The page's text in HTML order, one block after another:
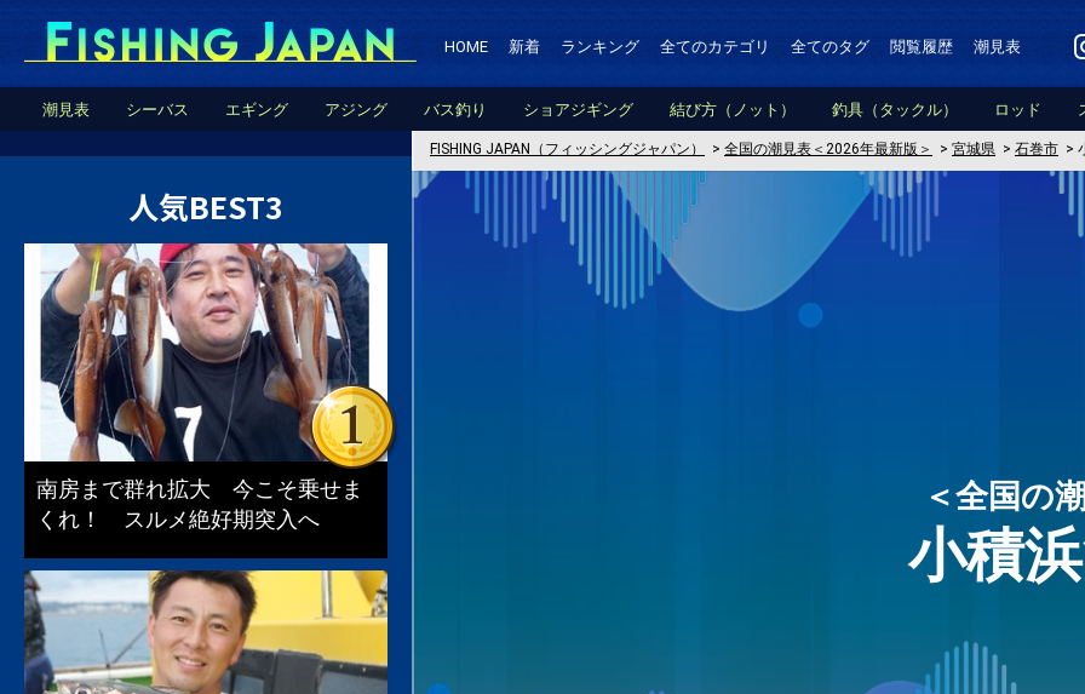
HOME 新着 ランキング 全てのカテゴリ 全てのタグ 閲覧履歴 潮見表
潮見表 シーバス エギング アジング バス釣り ショアジギング 結び方（ノット） 釣具（タックル） ロッド
FISHING JAPAN（フィッシングジャパン） > 全国の潮見表＜2026年最新版＞ > 宮城県 > 石巻市 >
＜全国の
小積
人気BEST3
南房まで群れ拡大 今こそ乗せま
くれ！ スルメ絶好期突入へ